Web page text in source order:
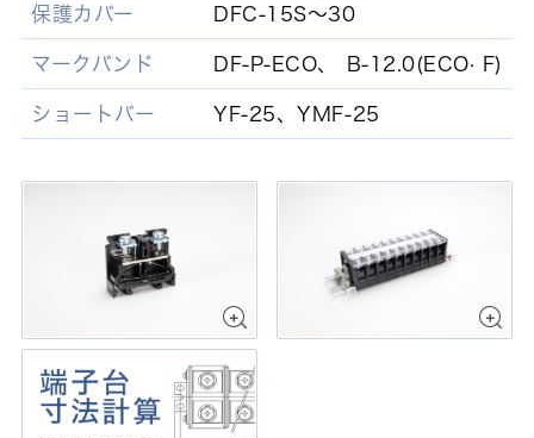
保護カバー DFC-15S～30
マークバンド DF-P-ECO、 B-12.0(ECO· F)
ショートバー YF-25、YMF-25